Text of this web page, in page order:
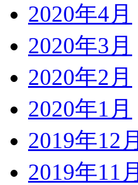
2020年4月
2020年3月
2020年2月
2020年1月
2019年12月
2019年11月